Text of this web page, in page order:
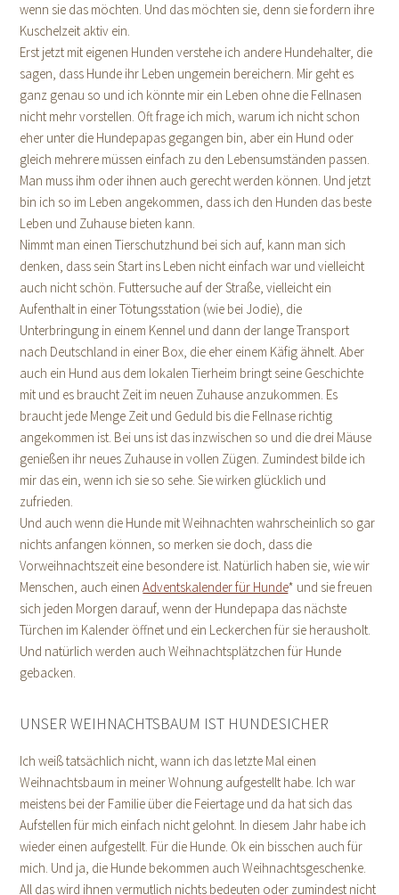
wenn sie das möchten. Und das möchten sie, denn sie fordern ihre
Kuschelzeit aktiv ein.
Erst jetzt mit eigenen Hunden verstehe ich andere Hundehalter, die
sagen, dass Hunde ihr Leben ungemein bereichern. Mir geht es
ganz genau so und ich könnte mir ein Leben ohne die Fellnasen
nicht mehr vorstellen. Oft frage ich mich, warum ich nicht schon
eher unter die Hundepapas gegangen bin, aber ein Hund oder
gleich mehrere müssen einfach zu den Lebensumständen passen.
Man muss ihm oder ihnen auch gerecht werden können. Und jetzt
bin ich so im Leben angekommen, dass ich den Hunden das beste
Leben und Zuhause bieten kann.
Nimmt man einen Tierschutzhund bei sich auf, kann man sich
denken, dass sein Start ins Leben nicht einfach war und vielleicht
auch nicht schön. Futtersuche auf der Straße, vielleicht ein
Aufenthalt in einer Tötungsstation (wie bei Jodie), die
Unterbringung in einem Kennel und dann der lange Transport
nach Deutschland in einer Box, die eher einem Käfig ähnelt. Aber
auch ein Hund aus dem lokalen Tierheim bringt seine Geschichte
mit und es braucht Zeit im neuen Zuhause anzukommen. Es
braucht jede Menge Zeit und Geduld bis die Fellnase richtig
angekommen ist. Bei uns ist das inzwischen so und die drei Mäuse
genießen ihr neues Zuhause in vollen Zügen. Zumindest bilde ich
mir das ein, wenn ich sie so sehe. Sie wirken glücklich und
zufrieden.
Und auch wenn die Hunde mit Weihnachten wahrscheinlich so gar
nichts anfangen können, so merken sie doch, dass die
Vorweihnachtszeit eine besondere ist. Natürlich haben sie, wie wir
Menschen, auch einenAdventskalender für Hunde* und sie freuen
sich jeden Morgen darauf, wenn der Hundepapa das nächste
Türchen im Kalender öffnet und ein Leckerchen für sie herausholt.
Und natürlich werden auch Weihnachtsplätzchen für Hunde
gebacken.
UNSER WEIHNACHTSBAUM IST HUNDESICHER
Ich weiß tatsächlich nicht, wann ich das letzte Mal einen
Weihnachtsbaum in meiner Wohnung aufgestellt habe. Ich war
meistens bei der Familie über die Feiertage und da hat sich das
Aufstellen für mich einfach nicht gelohnt. In diesem Jahr habe ich
wieder einen aufgestellt. Für die Hunde. Ok ein bisschen auch für
mich. Und ja, die Hunde bekommen auch Weihnachtsgeschenke.
All das wird ihnen vermutlich nichts bedeuten oder zumindest nicht